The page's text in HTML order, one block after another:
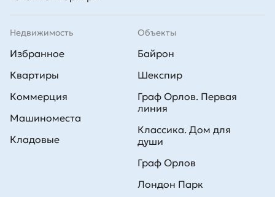
Недвижимость
Избранное
Квартиры
Коммерция
Машиноместа
Кладовые
Объекты
Байрон
Шекспир
Граф Орлов. Первая
линия
Классика. Дом для
души
Граф Орлов
Лондон Парк